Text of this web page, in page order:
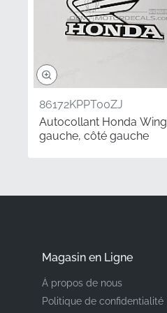
86172KPPT00ZJ
Autocollant Honda Wing
gauche, côté gauche
Magasin en Ligne
À propos de nous
Politique de confidentialité